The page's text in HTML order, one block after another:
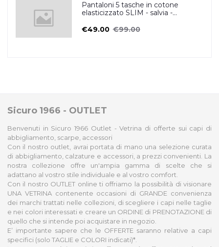
Pantaloni 5 tasche in cotone
elasticizzato SLIM - salvia -
€49.00 €99.00
Sicuro 1966 - OUTLET
Benvenuti in Sicuro 1966 Outlet - Vetrina di offerte sui capi di
abbigliamento, scarpe, accessori
Con il nostro outlet, avrai portata di mano una selezione curata
di abbigliamento, calzature e accessori, a prezzi convenienti. La
nostra collezione offre un'ampia gamma di scelte che si
adattano al vostro stile individuale e al vostro comfort.
Con il nostro OUTLET online ti offriamo la possibilità di visionare
UNA VETRINA contenente occasioni di GRANDE convenienza
dei marchi trattati nelle collezioni, di scegliere i capi nelle taglie
e nei colori interessati e creare un ORDINE di PRENOTAZIONE di
quello che si intende poi acquistare in negozio.
E’ importante sapere che le OFFERTE saranno relative a capi
specifici (solo TAGLIE e COLORI indicati)*.